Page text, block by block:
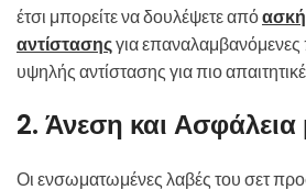
έτσι μπορείτε να δουλέψετε από
αντίστασηςγια επαναλαμβανόμενες
υψηλής αντίστασης για πιο
2. Άνεση και Ασφάλεια
Οι ενσωματωμένες λαβές του σετ